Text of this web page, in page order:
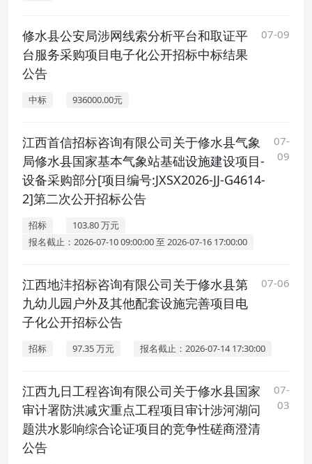
修水县公安局涉网线索分析平台和取证平
台服务采购项目电子化公开招标中标结果
公告
07-09
中标 936000.00元
江西首信招标咨询有限公司关于修水县气象
局修水县国家基本气象站基础设施建设项目-
设备采购部分[项目编号:JXSX2026-JJ-G4614-
2]第二次公开招标公告
07-
09
招标
103.80 万元
报名截止：2026-07-10 09:00:00 至 2026-07-16 17:00:00
江西地沣招标咨询有限公司关于修水县第
九幼儿园户外及其他配套设施完善项目电
子化公开招标公告
07-06
招标 97.35 万元 报名截止：2026-07-14 17:30:00
江西九日工程咨询有限公司关于修水县国家
审计署防洪减灾重点工程项目审计涉河湖问
题洪水影响综合论证项目的竞争性磋商澄清
公告
07-
03